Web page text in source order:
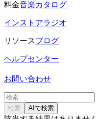
料金音楽カタログ
インストアラジオ
リソースブログ
ヘルプセンター
お問い合わせ
検索 AIで検索